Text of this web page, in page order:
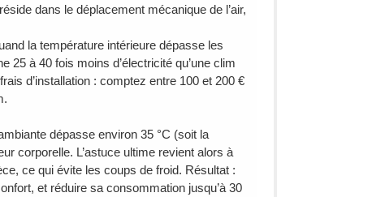
dans le déplacement mécanique de l’air,
la température intérieure dépasse les
25 à 40 fois moins d’électricité qu’une clim
d’installation : comptez entre 100 et 200 €
dépasse environ 35 °C (soit la
corporelle. L’astuce ultime revient alors à
ce qui évite les coups de froid. Résultat :
et réduire sa consommation jusqu’à 30